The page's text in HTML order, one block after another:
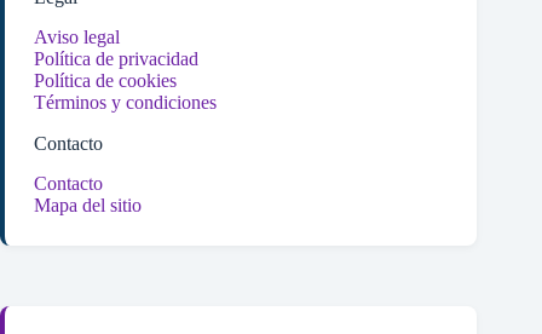
Aviso legal
Política de privacidad
Política de cookies
Términos y condiciones
Contacto
Contacto
Mapa del sitio